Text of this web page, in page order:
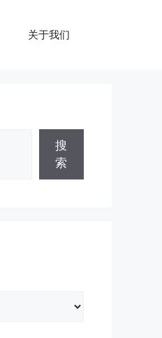
关于我们
搜
索